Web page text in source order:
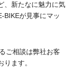
、新たなに魅力に気
BIKEが見事にマッ
ご相談は弊社お客
ります。